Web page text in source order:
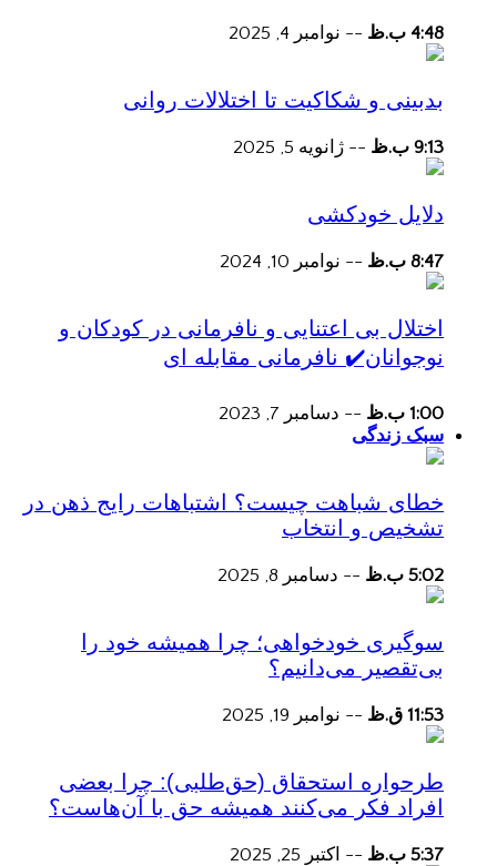
4:48 ب.ظ -- نوامبر 4, 2025
بدبینی و شکاکیت تا اختلالات روانی
9:13 ب.ظ -- ژانویه 5, 2025
دلایل خودکشی
8:47 ب.ظ -- نوامبر 10, 2024
اختلال بی اعتنایی و نافرمانی در کودکان و
نوجوانان✔️ نافرمانی مقابله ای
1:00 ب.ظ -- دسامبر 7, 2023
سبک زندگی
خطای شباهت چیست؟ اشتباهات رایج ذهن در
تشخیص و انتخاب
5:02 ب.ظ -- دسامبر 8, 2025
سوگیری خودخواهی؛ چرا همیشه خود را
بی‌تقصیر می‌دانیم؟
11:53 ق.ظ -- نوامبر 19, 2025
طرحواره استحقاق (حق‌طلبی): چرا بعضی
افراد فکر می‌کنند همیشه حق با آن‌هاست؟
5:37 ب.ظ -- اکتبر 25, 2025